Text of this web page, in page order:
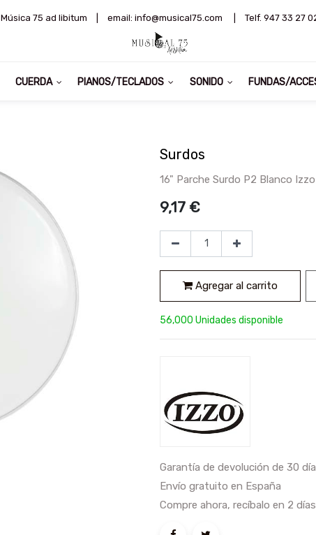
Música 75 ad libitum email: info@musical75.com Telf. 947 33 27
CUERDA PIANOS/TECLADOS SONIDO FUNDAS/
Surdos
16" Parche Surdo P2 Blanco
9,17 €
Agregar al carrito
56,000 Unidades disponible
Garantía de devolución de 30
Envío gratuito en España
Compre ahora, recíbalo en 2